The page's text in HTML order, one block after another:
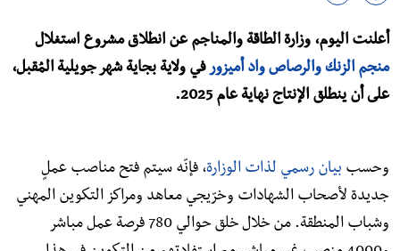
أعلنت اليوم، وزارة الطاقة والمناجم عن انطلاق مشروع استغلال
منجم الزنك والرصاص واد أميزورفي ولاية بجاية شهر جويلية المُقبل،
على أن ينطلق الإنتاج نهاية عام 2025.
وحسب بيان رسمي لذات الوزارة، فإنّه سيتم فتح مناصب عملٍ
جديدة لأصحاب الشهادات وخرّيجي معاهد ومراكز التكوين المهني
وشباب المنطقة. من خلال خلق حوالي 780 فرصة عمل مباشر